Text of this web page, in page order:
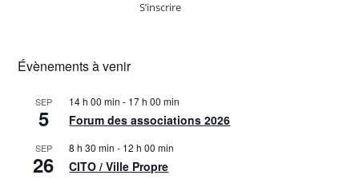
S’inscrire
Évènements à venir
SEP
5
14 h 00 min - 17 h 00 min
Forum des associations 2026
SEP
26
8 h 30 min - 12 h 00 min
CITO / Ville Propre